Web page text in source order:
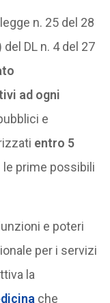
n. 25 del 28
DL n. 4 del 27
ad ogni
e
entro 5
prime possibili
e poteri
per i servizi
la
che